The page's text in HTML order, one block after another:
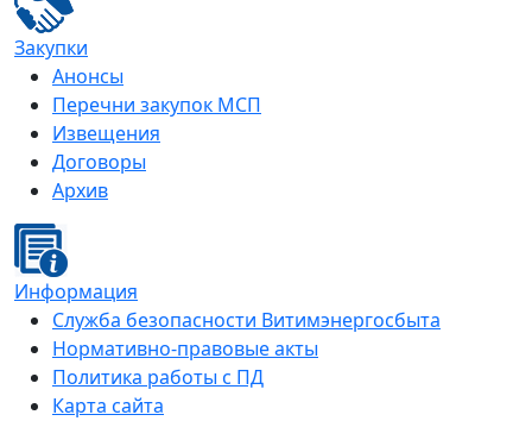
Закупки
Анонсы
Перечни закупок МСП
Извещения
Договоры
Архив
Информация
Служба безопасности Витимэнергосбыта
Нормативно-правовые акты
Политика работы с ПД
Карта сайта